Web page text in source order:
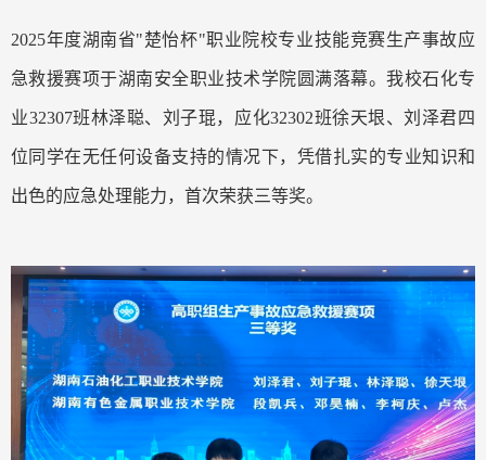
2025年度湖南省"楚怡杯"职业院校专业技能竞赛生产事故应
急救援赛项于湖南安全职业技术学院圆满落幕。我校石化专
业32307班林泽聪、刘子琨，应化32302班徐天垠、刘泽君四
位同学在无任何设备支持的情况下，凭借扎实的专业知识和
出色的应急处理能力，首次荣获三等奖。